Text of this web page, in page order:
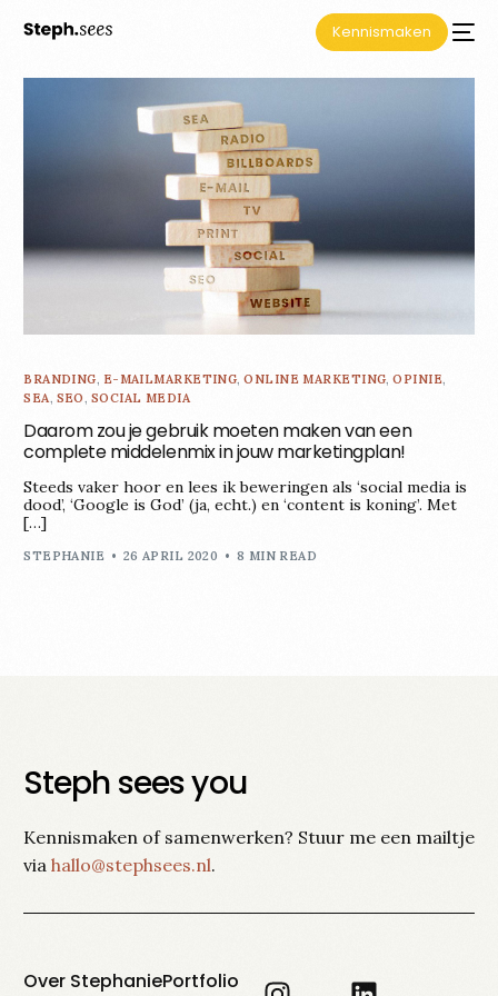
Kennismaken
BRANDING, E-MAILMARKETING,ONLINE MARKETING,OPINIE,
SEA, SEO, SOCIAL MEDIA
Daarom zou je gebruik moeten maken van een
complete middelenmix in jouw marketingplan!
Steeds vaker hoor en lees ik beweringen als ‘social media is
dood’, ‘Google is God’ (ja, echt.) en ‘content is koning’. Met
[…]
STEPHANIE 26 APRIL 2020 8 MIN READ
Steph sees you
Kennismaken of samenwerken? Stuur me een mailtje
via hallo@stephsees.nl.
Over StephaniePortfolio